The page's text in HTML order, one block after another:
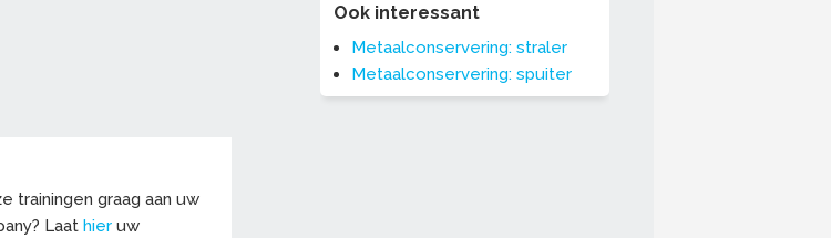
trainingen graag aan uw
Laat hier uw
Ook interessant
Metaalconservering: straler
Metaalconservering: spuiter